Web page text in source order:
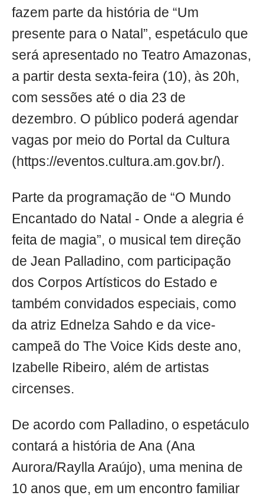
fazem parte da história de “Um
presente para o Natal”, espetáculo que
será apresentado no Teatro Amazonas,
a partir desta sexta-feira (10), às 20h,
com sessões até o dia 23 de
dezembro. O público poderá agendar
vagas por meio do Portal da Cultura
(https://eventos.cultura.am.gov.br/).
Parte da programação de “O Mundo
Encantado do Natal - Onde a alegria é
feita de magia”, o musical tem direção
de Jean Palladino, com participação
dos Corpos Artísticos do Estado e
também convidados especiais, como
da atriz Ednelza Sahdo e da vice-
campeã do The Voice Kids deste ano,
Izabelle Ribeiro, além de artistas
circenses.
De acordo com Palladino, o espetáculo
contará a história de Ana (Ana
Aurora/Raylla Araújo), uma menina de
10 anos que, em um encontro familiar